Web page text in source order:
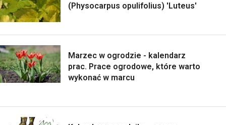
(Physocarpus opulifolius) 'Luteus'
Marzec w ogrodzie - kalendarz
prac. Prace ogrodowe, które warto
wykonać w marcu